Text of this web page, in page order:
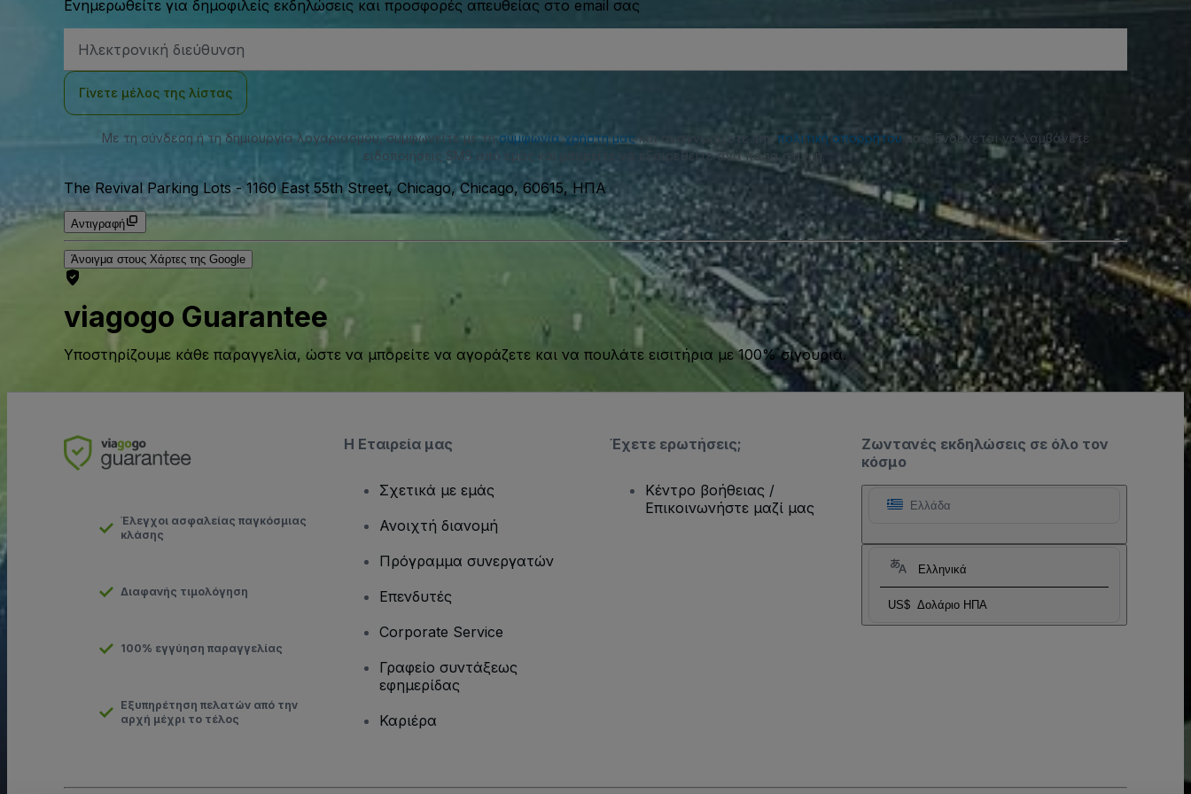
Ενημερωθείτε για δημοφιλείς εκδηλώσεις και προσφορές απευθείας στο email σας
Email
Γίνετε μέλος της λίστας
Με τη σύνδεση ή τη δημιουργία λογαριασμού, συμφωνείτε με τη συμφωνία χρήστη μαςκαι αναγνωρίζετε την πολιτική απορρήτου μας. Ενδέχεται να λαμβάνετε
ειδοποιήσεις SMS από εμάς και μπορείτε να εξαιρεθείτε ανά πάσα στιγμή.
The Revival Parking Lots-1160 East 55th Street, Chicago, Chicago, 60615, ΗΠΑ
Αντιγραφή
Άνοιγμα στους Χάρτες της Google
viagogo Guarantee
Υποστηρίζουμε κάθε παραγγελία, ώστε να μπορείτε να αγοράζετε και να πουλάτε εισιτήρια με 100% σιγουριά.
Ζωντανές εκδηλώσεις σε όλο τον
κόσμο
Ελλάδα
Ελληνικά
US$ Δολάριο ΗΠΑ
Έλεγχοι ασφαλείας παγκόσμιας
κλάσης
Διαφανής τιμολόγηση
100% εγγύηση παραγγελίας
Εξυπηρέτηση πελατών από την
αρχή μέχρι το τέλος
Η Εταιρεία μας
Σχετικά με εμάς
Ανοιχτή διανομή
Πρόγραμμα συνεργατών
Επενδυτές
Corporate Service
Γραφείο συντάξεως
εφημερίδας
Καριέρα
Έχετε ερωτήσεις;
Κέντρο βοήθειας /
Επικοινωνήστε μαζί μας